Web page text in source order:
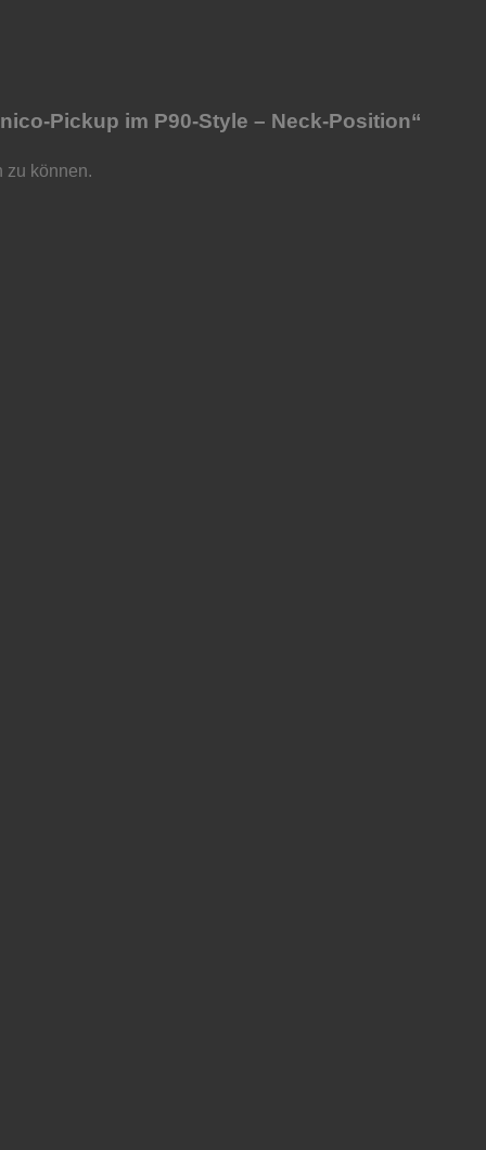
Pickup im P90-Style – Neck-Position“
zu können.